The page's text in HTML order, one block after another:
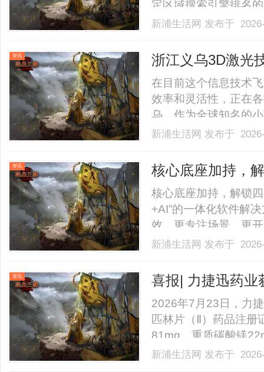
定区域搜索引擎排名
涌现出许多优化公司
众多公司中脱颖而出
新浦生活网 发布于
资讯
浙江义乌3D激光
南
在目前这个信息技术
效率和灵活性，正在
乌，作为全球知名的
同层次的3D激光服务
推荐的公司，帮助您
新浦生活网 发布于
资讯 核心底座加持，
核心底座加持，解锁
+AI”的一体化软件解
效、更专注场景、更
值，并推动能源管理
心底座，通过搭载丰
新浦生活网 发布于
资讯 喜报| 力捷迅药业
2026年7月23日，力
匹林片（Ⅱ）药品注册
81mg，重质碳酸镁
证书编号：
新浦生活网 发布于